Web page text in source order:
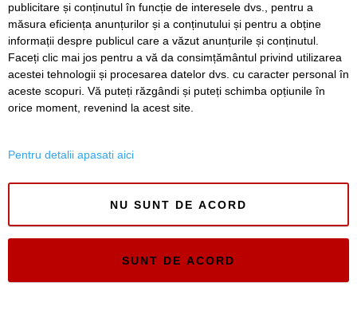
Cum arată televizorul care schimbă serile de acasă, fără
complicații
SERVICII Redactia
Folosinta Cookie-urilor
Timiș Online
publicitare și conținutul în funcție de interesele dvs., pentru a
măsura eficiența anunțurilor și a conținutului și pentru a obține
informații despre publicul care a văzut anunțurile și conținutul.
Faceți clic mai jos pentru a vă da consimțământul privind utilizarea
acestei tehnologii și procesarea datelor dvs. cu caracter personal în
aceste scopuri. Vă puteți răzgândi și puteți schimba opțiunile în
orice moment, revenind la acest site.
Pentru detalii apasati aici
NU SUNT DE ACORD
SUNT DE ACORD